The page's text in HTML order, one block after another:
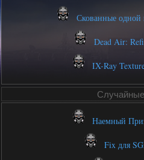
Скованные
Dead Air:
IX-Ray
Наемный
Fix для